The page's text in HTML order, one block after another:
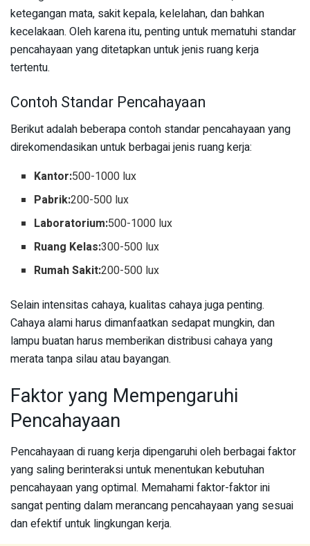
ketegangan mata, sakit kepala, kelelahan, dan bahkan
kecelakaan. Oleh karena itu, penting untuk mematuhi standar
pencahayaan yang ditetapkan untuk jenis ruang kerja
tertentu.
Contoh Standar Pencahayaan
Berikut adalah beberapa contoh standar pencahayaan yang
direkomendasikan untuk berbagai jenis ruang kerja:
Kantor:500-1000 lux
Pabrik:200-500 lux
Laboratorium:500-1000 lux
Ruang Kelas:300-500 lux
Rumah Sakit:200-500 lux
Selain intensitas cahaya, kualitas cahaya juga penting.
Cahaya alami harus dimanfaatkan sedapat mungkin, dan
lampu buatan harus memberikan distribusi cahaya yang
merata tanpa silau atau bayangan.
Faktor yang Mempengaruhi
Pencahayaan
Pencahayaan di ruang kerja dipengaruhi oleh berbagai faktor
yang saling berinteraksi untuk menentukan kebutuhan
pencahayaan yang optimal. Memahami faktor-faktor ini
sangat penting dalam merancang pencahayaan yang sesuai
dan efektif untuk lingkungan kerja.